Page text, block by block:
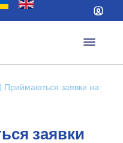
Приймаються заявки на
заявки